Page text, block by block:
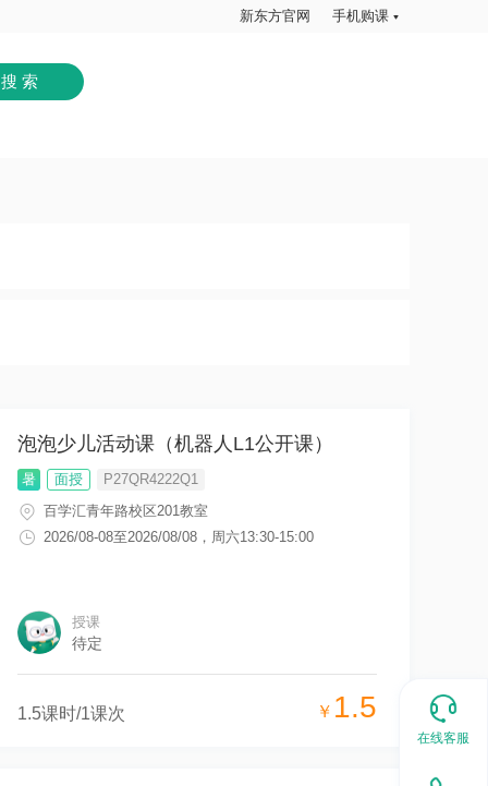
新东方官网 手机购课
泡泡少儿活动课（机器人L1公开课）
暑 面授
P27QR4222Q1
百学汇青年路校区201教室
2026/08-08至2026/08/08 ， 周六13:30-15:00
授课
待定
1.5课时/1课次 ￥ 1.5
在线客服